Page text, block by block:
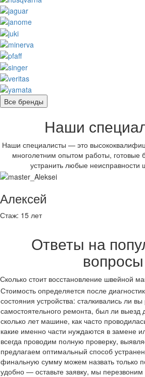
Все бренды
Наши
Наши специалисты — это
многолетним опытом работы, готовые
устранить любые
Алексей
Стаж: 15 лет
Ответы на
вопросы
Сколько стоит восстановление швейной
Стоимость определяется после
состояния устройства: сталкивались ли
самостоятельного ремонта, был ли выезд
сколько лет машине, как часто
какие именно части нуждаются в замене
всегда проводим полную проверку,
предлагаем оптимальный способ
финальную сумму можем назвать только
удобно — оставьте заявку, мы